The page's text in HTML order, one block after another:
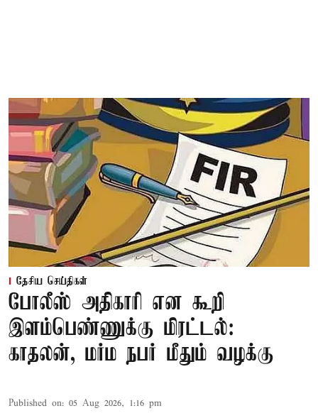
தேசிய செய்திகள்
போலீஸ் அதிகாரி என கூறி
இளம்பெண்ணுக்கு மிரட்டல்:
காதலன், மர்ம நபர் மீதும் வழக்கு
Published on: 05 Aug 2026, 1:16 pm